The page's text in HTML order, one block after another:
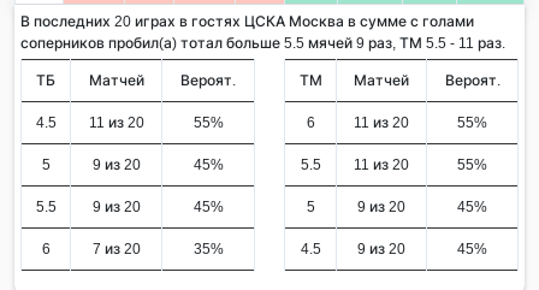
В последних 20 играх в гостях ЦСКА Москва в сумме с голами
соперников пробил(а) тотал больше 5.5 мячей 9 раз, ТМ 5.5 - 11 раз.
ТБ Матчей Вероят.
4.5 11 из 20 55%
5 9 из 20 45%
5.5 9 из 20 45%
6 7 из 20 35%
ТМ Матчей Вероят.
6 11 из 20 55%
5.5 11 из 20 55%
5 9 из 20 45%
4.5 9 из 20 45%